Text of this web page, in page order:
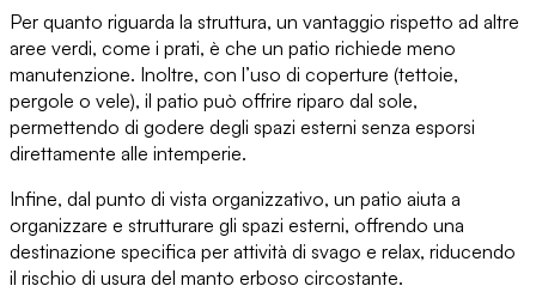
Per quanto riguarda la struttura, un vantaggio rispetto ad altre
aree verdi, come i prati, è che un patio richiede meno
manutenzione. Inoltre, con l’uso di coperture (tettoie,
pergole o vele), il patio può offrire riparo dal sole,
permettendo di godere degli spazi esterni senza esporsi
direttamente alle intemperie.
Infine, dal punto di vista organizzativo, un patio aiuta a
organizzare e strutturare gli spazi esterni, offrendo una
destinazione specifica per attività di svago e relax, riducendo
il rischio di usura del manto erboso circostante.